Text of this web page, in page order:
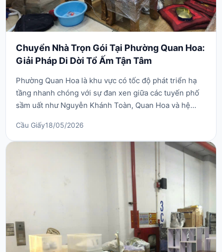
Chuyển Nhà Trọn Gói Tại Phường Quan Hoa:
Giải Pháp Di Dời Tổ Ấm Tận Tâm
Phường Quan Hoa là khu vực có tốc độ phát triển hạ
tầng nhanh chóng với sự đan xen giữa các tuyến phố
sầm uất như Nguyễn Khánh Toàn, Quan Hoa và hệ
cầu chuyển nhà trọn gói tại phường Quan Hoa luôn đòi
hỏi đơn vị vận tải phải có sự am hiểu sâu sắc về địa
hình và quy luật giao thông tại quận Cầu Giấy....
Cầu Giấy18/05/2026